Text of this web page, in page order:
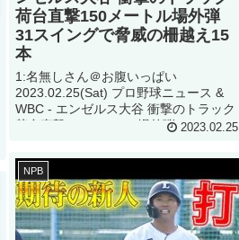
荷台直撃150メートル場外弾
31スイングで脅威の柵越え15
本
1:名無しさん＠お腹いっぱい
2023.02.25(Sat) プロ野球ニュース &
WBC - エンゼルス大谷 衝撃のトラック
荷台直撃150メートル場外弾 31スイン
らしいぞ 2:名無しさん＠お...
2023.02.25
NPB